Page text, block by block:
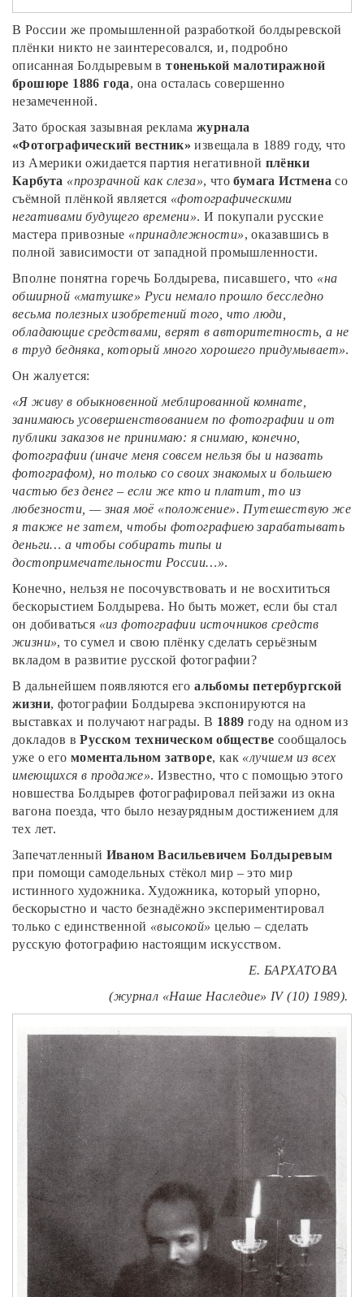
В России же промышленной разработкой болдыревской
плёнки никто не заинтересовался, и, подробно
описанная Болдыревым втоненькой малотиражной
брошюре 1886 года, она осталась совершенно
незамеченной.
Зато броская зазывная реклама журнала
«Фотографический вестник» извещала в 1889 году, что
из Америки ожидается партия негативной плёнки
Карбута «прозрачной как слеза», чтобумага Истмена со
съёмной плёнкой является «фотографическими
негативами будущего времени». И покупали русские
мастера привозные «принадлежности», оказавшись в
полной зависимости от западной промышленности.
Вполне понятна горечь Болдырева, писавшего, что «на
обширной «матушке» Руси немало прошло бесследно
весьма полезных изобретений того, что люди,
обладающие средствами, верят в авторитетность, а не
в труд бедняка, который много хорошего придумывает».
Он жалуется:
«Я живу в обыкновенной меблированной комнате,
занимаюсь усовершенствованием по фотографии и от
публики заказов не принимаю: я снимаю, конечно,
фотографии (иначе меня совсем нельзя бы и назвать
фотографом), но только со своих знакомых и большею
частью без денег – если же кто и платит, то из
любезности, — зная моё «положение». Путешествую же
я также не затем, чтобы фотографиею зарабатывать
деньги… а чтобы собирать типы и
достопримечательности России…».
Конечно, нельзя не посочувствовать и не восхититься
бескорыстием Болдырева. Но быть может, если бы стал
он добиваться «из фотографии источников средств
жизни», то сумел и свою плёнку сделать серьёзным
вкладом в развитие русской фотографии?
В дальнейшем появляются егоальбомы петербургской
жизни, фотографии Болдырева экспонируются на
выставках и получают награды. В 1889 году на одном из
докладов вРусском техническом обществе сообщалось
уже о егомоментальном затворе, как «лучшем из всех
имеющихся в продаже». Известно, что с помощью этого
новшества Болдырев фотографировал пейзажи из окна
вагона поезда, что было незаурядным достижением для
тех лет.
Запечатленный Иваном Васильевичем Болдыревым
при помощи самодельных стёкол мир – это мир
истинного художника. Художника, который упорно,
бескорыстно и часто безнадёжно экспериментировал
только с единственной «высокой» целью – сделать
русскую фотографию настоящим искусством.
Е. БАРХАТОВА
(журнал «Наше Наследие» IV (10) 1989).